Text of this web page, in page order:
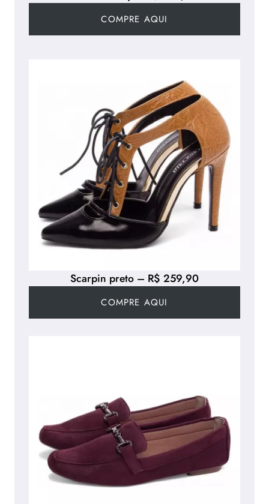
Scarpin preto – R$ 259,90
COMPRE AQUI
COMPRE AQUI